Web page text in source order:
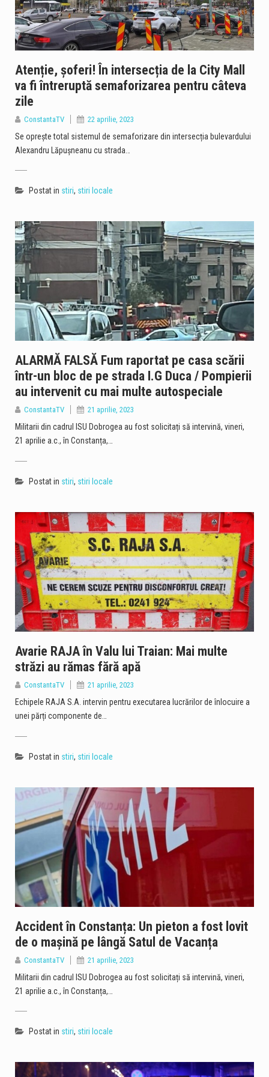
Atenție, șoferi! În intersecția de la City Mall
va fi întreruptă semaforizarea pentru câteva
zile
ConstantaTV 22 aprilie, 2023
Se oprește total sistemul de semaforizare din intersecția bulevardului
Alexandru Lăpușneanu cu strada…
Postat in stiri, stiri locale
ALARMĂ FALSĂ Fum raportat pe casa scării
într-un bloc de pe strada I.G Duca / Pompierii
au intervenit cu mai multe autospeciale
ConstantaTV 21 aprilie, 2023
Militarii din cadrul ISU Dobrogea au fost solicitați să intervină, vineri,
21 aprilie a.c., în Constanța,…
Postat in stiri, stiri locale
Avarie RAJA în Valu lui Traian: Mai multe
străzi au rămas fără apă
ConstantaTV 21 aprilie, 2023
Echipele RAJA S.A. intervin pentru executarea lucrărilor de înlocuire a
unei părți componente de…
Postat in stiri, stiri locale
Accident în Constanța: Un pieton a fost lovit
de o mașină pe lângă Satul de Vacanța
ConstantaTV 21 aprilie, 2023
Militarii din cadrul ISU Dobrogea au fost solicitați să intervină, vineri,
21 aprilie a.c., în Constanța,…
Postat in stiri, stiri locale